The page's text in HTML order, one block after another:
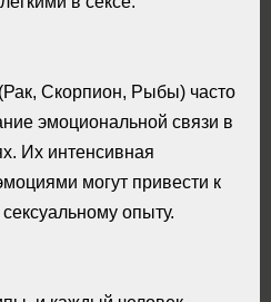
Скорпион, Рыбы) часто
эмоциональной связи в
Их интенсивная
могут привести к
опыту.